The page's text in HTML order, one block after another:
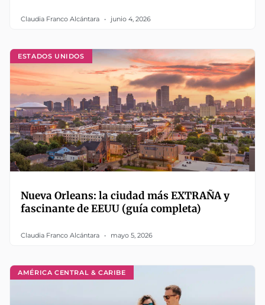
Claudia Franco Alcántara junio 4, 2026
ESTADOS UNIDOS
Nueva Orleans: la ciudad más EXTRAÑA y
fascinante de EEUU (guía completa)
Claudia Franco Alcántara mayo 5, 2026
AMÉRICA CENTRAL & CARIBE